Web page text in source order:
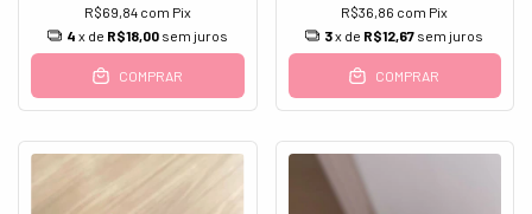
R$69,84 com Pix
4 x de R$18,00 sem juros
COMPRAR
R$36,86 com Pix
3x de R$12,67 sem juros
COMPRAR